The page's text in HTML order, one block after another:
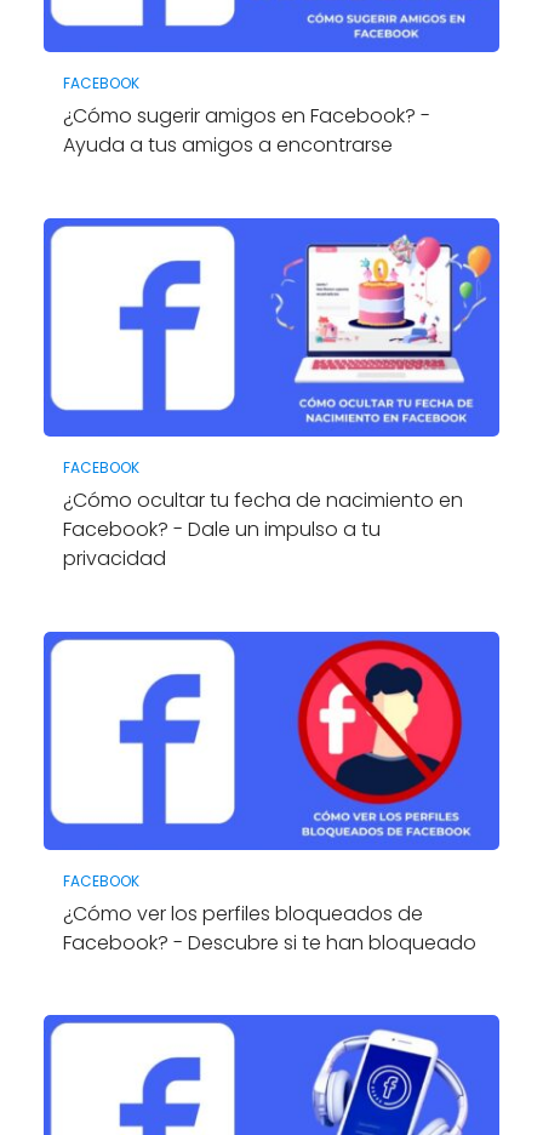
FACEBOOK
¿Cómo sugerir amigos en Facebook? -
Ayuda a tus amigos a encontrarse
FACEBOOK
¿Cómo ocultar tu fecha de nacimiento en
Facebook? - Dale un impulso a tu
privacidad
FACEBOOK
¿Cómo ver los perfiles bloqueados de
Facebook? - Descubre si te han bloqueado